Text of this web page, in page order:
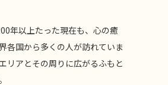
年以上たった現在も、心の癒
各国から多くの人が訪れていま
リアとその周りに広がるふもと